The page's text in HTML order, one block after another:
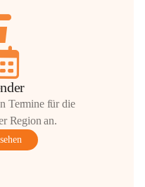
Termine für die
Region an.